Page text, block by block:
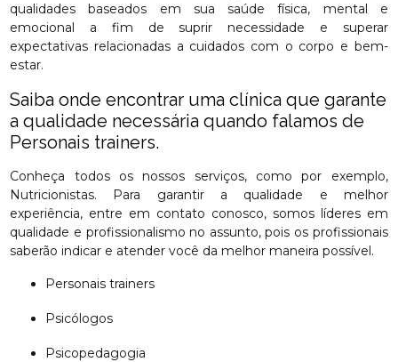
qualidades baseados em sua saúde física, mental e
emocional a fim de suprir necessidade e superar
expectativas relacionadas a cuidados com o corpo e bem-
estar.
Saiba onde encontrar uma clínica que garante
a qualidade necessária quando falamos de
Personais trainers.
Conheça todos os nossos serviços, como por exemplo,
Nutricionistas. Para garantir a qualidade e melhor
experiência, entre em contato conosco, somos líderes em
qualidade e profissionalismo no assunto, pois os profissionais
saberão indicar e atender você da melhor maneira possível.
Personais trainers
Psicólogos
Psicopedagogia